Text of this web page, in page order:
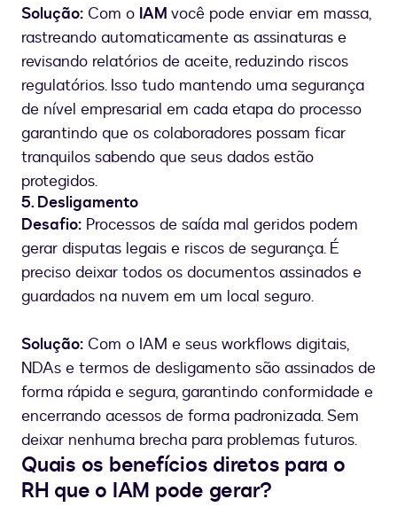
Solução: Com o IAM você pode enviar em massa,
rastreando automaticamente as assinaturas e
revisando relatórios de aceite, reduzindo riscos
regulatórios. Isso tudo mantendo uma segurança
de nível empresarial em cada etapa do processo
garantindo que os colaboradores possam ficar
tranquilos sabendo que seus dados estão
protegidos.
5. Desligamento
Desafio: Processos de saída mal geridos podem
gerar disputas legais e riscos de segurança. É
preciso deixar todos os documentos assinados e
guardados na nuvem em um local seguro.
Solução: Com o IAM e seus workflows digitais,
NDAs e termos de desligamento são assinados de
forma rápida e segura, garantindo conformidade e
encerrando acessos de forma padronizada. Sem
deixar nenhuma brecha para problemas futuros.
Quais os benefícios diretos para o
RH que o IAM pode gerar?